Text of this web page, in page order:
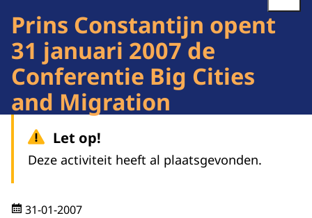
Prins Constantijn opent
31 januari 2007 de
Conferentie Big Cities
and Migration
Let op!
Deze activiteit heeft al plaatsgevonden.
31-01-2007